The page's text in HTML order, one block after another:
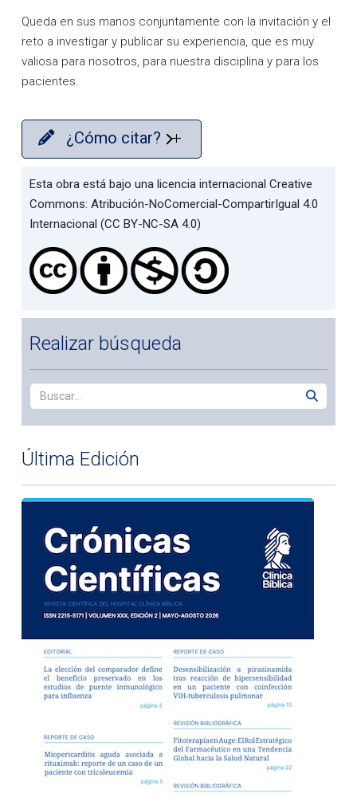
Queda en sus manos conjuntamente con la invitación y el
reto a investigar y publicar su experiencia, que es muy
valiosa para nosotros, para nuestra disciplina y para los
pacientes.
¿Cómo citar?
Esta obra está bajo una licencia internacional Creative
Commons: Atribución-NoComercial-CompartirIgual 4.0
Internacional (CC BY-NC-SA 4.0)
Realizar búsqueda
Última Edición